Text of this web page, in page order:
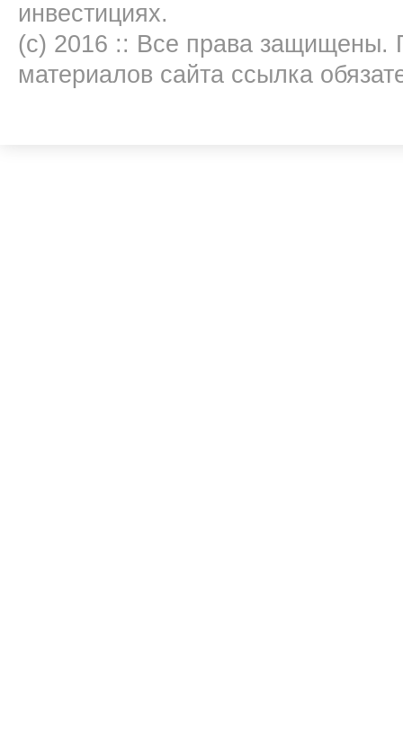
инвестициях.
(c) 2016 :: Все права защищены.
материалов сайта ссылка